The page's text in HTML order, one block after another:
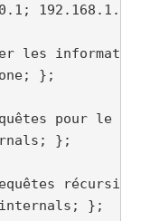
192.168.1.1;
les
};
pour le
};
};